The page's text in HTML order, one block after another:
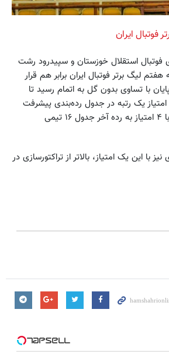
فوتبال ایران
فوتبال استقلال خوزستان و سپیدرود رشت
در هفته هفتم لیگ برتر فوتبال ایران برابر هم قرار
با تساوی بدون گل به اتمام رسید تا
یک رتبه در جدول رده‌بندی پیشرفت
کنند و آبی‌های پایتخت با ۴ امتیاز به رده آخر جدول ۱۶ تیمی
با این یک امتیاز، بالاتر از تراکتورسازی در